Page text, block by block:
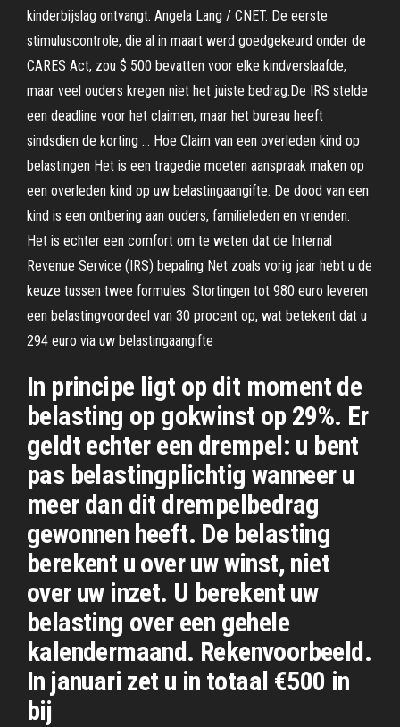
kinderbijslag ontvangt. Angela Lang / CNET. De eerste
stimuluscontrole, die al in maart werd goedgekeurd onder de
CARES Act, zou $ 500 bevatten voor elke kindverslaafde,
maar veel ouders kregen niet het juiste bedrag.De IRS stelde
een deadline voor het claimen, maar het bureau heeft
sindsdien de korting … Hoe Claim van een overleden kind op
belastingen Het is een tragedie moeten aanspraak maken op
een overleden kind op uw belastingaangifte. De dood van een
kind is een ontbering aan ouders, familieleden en vrienden.
Het is echter een comfort om te weten dat de Internal
Revenue Service (IRS) bepaling Net zoals vorig jaar hebt u de
keuze tussen twee formules. Stortingen tot 980 euro leveren
een belastingvoordeel van 30 procent op, wat betekent dat u
294 euro via uw belastingaangifte
In principe ligt op dit moment de
belasting op gokwinst op 29%. Er
geldt echter een drempel: u bent
pas belastingplichtig wanneer u
meer dan dit drempelbedrag
gewonnen heeft. De belasting
berekent u over uw winst, niet
over uw inzet. U berekent uw
belasting over een gehele
kalendermaand. Rekenvoorbeeld.
In januari zet u in totaal €500 in
bij